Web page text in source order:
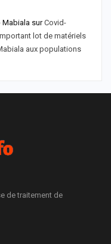
Mabiala surCovid-
lot de matériels
aux populations
de traitement de